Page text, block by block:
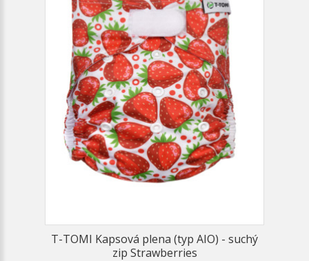
T-TOMI Kapsová plena (typ AIO) - suchý
zip Strawberries